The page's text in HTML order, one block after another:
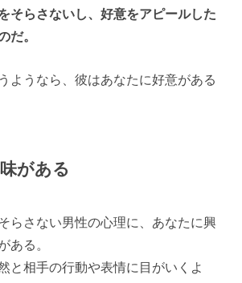
そらさないし、好意をアピールした
だ。
ようなら、彼はあなたに好意がある
がある
らさない男性の心理に、あなたに興
ある。
と相手の行動や表情に目がいくよ